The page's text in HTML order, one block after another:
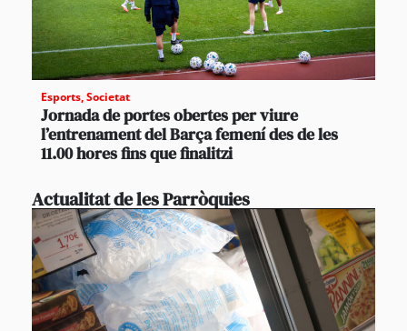
Esports,Societat
Jornada de portes obertes per viure
l’entrenament del Barça femení des de les
11.00 hores fins que finalitzi
Actualitat de les Parròquies